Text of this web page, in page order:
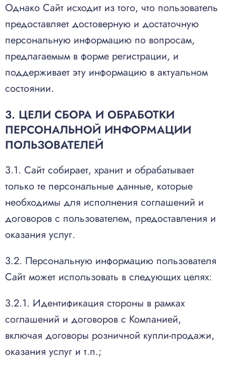
Однако Сайт исходит из того, что пользователь
предоставляет достоверную и достаточную
персональную информацию по вопросам,
предлагаемым в форме регистрации, и
поддерживает эту информацию в актуальном
состоянии.
3. ЦЕЛИ СБОРА И ОБРАБОТКИ
ПЕРСОНАЛЬНОЙ ИНФОРМАЦИИ
ПОЛЬЗОВАТЕЛЕЙ
3.1. Сайт собирает, хранит и обрабатывает
только те персональные данные, которые
необходимы для исполнения соглашений и
договоров с пользователем, предоставления и
оказания услуг.
3.2. Персональную информацию пользователя
Сайт может использовать в следующих целях:
3.2.1. Идентификация стороны в рамках
соглашений и договоров с Компанией,
включая договоры розничной купли-продажи,
оказания услуг и т.п.;